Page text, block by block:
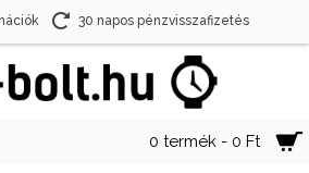
30 napos pénzvisszafizetés
0 termék - 0 Ft